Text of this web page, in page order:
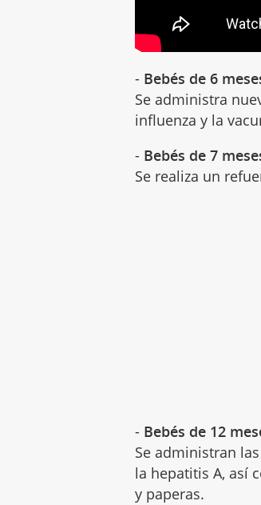
- Bebés de 6
Se administra
influenza y la
- Bebés de 7
Se realiza un
- Bebés de 12
Se administran
la hepatitis A, así
y paperas.